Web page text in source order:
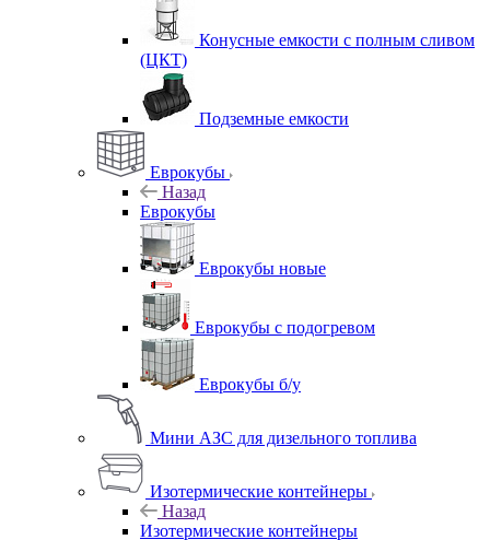
Конусные емкости с полным сливом
(ЦКТ)
Подземные емкости
Еврокубы
Назад
Еврокубы
Еврокубы новые
Еврокубы с подогревом
Еврокубы б/у
Мини АЗС для дизельного топлива
Изотермические контейнеры
Назад
Изотермические контейнеры